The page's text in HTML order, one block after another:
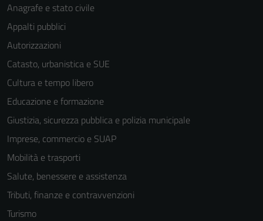
Anagrafe e stato civile
Appalti pubblici
Autorizzazioni
Catasto, urbanistica e SUE
Cultura e tempo libero
Educazione e formazione
Giustizia, sicurezza pubblica e polizia municipale
Imprese, commercio e SUAP
Mobilità e trasporti
Salute, benessere e assistenza
Tributi, finanze e contravvenzioni
Turismo